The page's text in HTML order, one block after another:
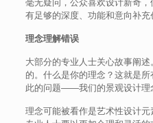
毫无疑问，公众喜欢设计新奇
有足够的深度、功能和意向补充
理念理解错误
大部分的专业人士关心故事阐
的。什么是你的理念？这就是
此的问题——我们的景观设计理
理念可能被看作是艺术性设计